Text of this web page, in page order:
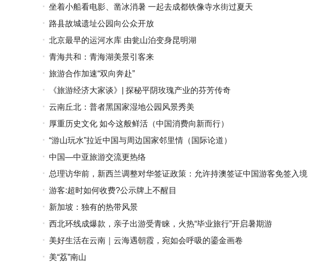
坐着小船看电影、凿冰消暑 一起去成都铁像寺水街过夏天
路县故城遗址公园向公众开放
北京最早的运河水库 由瓮山泊变身昆明湖
青海共和：青海湖美景引客来
旅游合作加速“双向奔赴”
《旅游经济大家谈》| 探秘平阴玫瑰产业的芬芳传奇
云南丘北：普者黑国家湿地公园风景秀美
厚重历史文化 如今这般鲜活（中国消费向新而行）
“游山玩水”拉近中国与周边国家邻里情（国际论道）
中国—中亚旅游交流更热络
总理访华前，新西兰调整对华签证政策：允许持澳签证中国游客免签入境
游客:超时如何收费?公示牌上不醒目
新加坡：独有的热带风景
西北环线成爆款，亲子出游受青睐，火热“毕业旅行”开启暑期游
美好生活在云南｜云海遇朝霞，宛如会呼吸的鎏金画卷
美“荔”南山